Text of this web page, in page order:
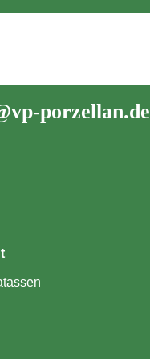
porzellan.de